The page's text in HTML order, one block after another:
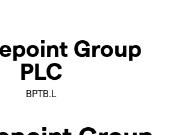
Group
PLC
BPTB.L